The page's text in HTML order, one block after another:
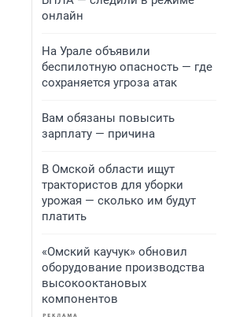
онлайн
На Урале объявили
беспилотную опасность — где
сохраняется угроза атак
Вам обязаны повысить
зарплату — причина
В Омской области ищут
трактористов для уборки
урожая — сколько им будут
платить
«Омский каучук» обновил
оборудование производства
высокооктановых
компонентов